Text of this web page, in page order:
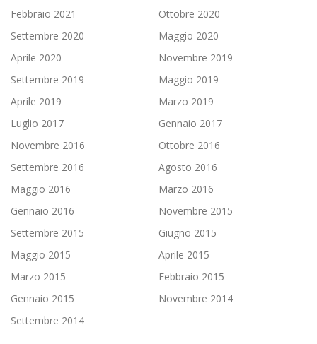
Febbraio 2021
Ottobre 2020
Settembre 2020
Maggio 2020
Aprile 2020
Novembre 2019
Settembre 2019
Maggio 2019
Aprile 2019
Marzo 2019
Luglio 2017
Gennaio 2017
Novembre 2016
Ottobre 2016
Settembre 2016
Agosto 2016
Maggio 2016
Marzo 2016
Gennaio 2016
Novembre 2015
Settembre 2015
Giugno 2015
Maggio 2015
Aprile 2015
Marzo 2015
Febbraio 2015
Gennaio 2015
Novembre 2014
Settembre 2014